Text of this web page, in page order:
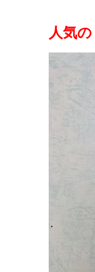
人気